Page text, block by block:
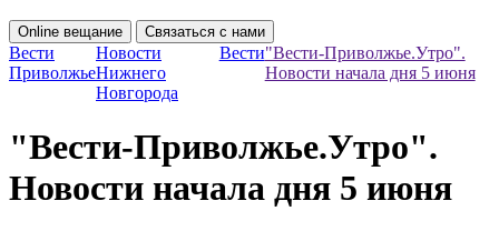
Online вещание Связаться с нами
Вести
Приволжье
Новости
Нижнего
Новгорода
Вести"Вести-Приволжье.Утро".
Новости начала дня 5 июня
"Вести-Приволжье.Утро".
Новости начала дня 5 июня